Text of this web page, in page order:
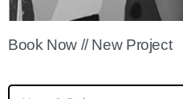
Book Now // New Project